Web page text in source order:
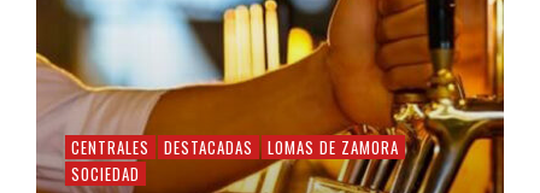
CENTRALES DESTACADAS
LOMAS DE ZAMORA
SOCIEDAD